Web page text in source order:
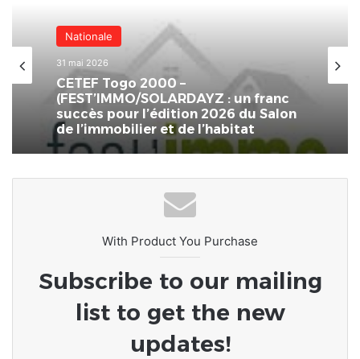
Nationale
31 mai 2026
CETEF Togo 2000 –
(FEST’IMMO/SOLARDAYZ : un franc
succès pour l’édition 2026 du Salon
de l’immobilier et de l’habitat
With Product You Purchase
Subscribe to our mailing
list to get the new
updates!